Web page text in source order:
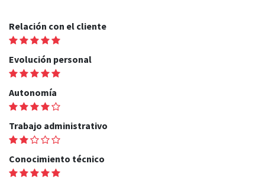
Relación con el cliente
Evolución personal
Autonomía
Trabajo administrativo
Conocimiento técnico